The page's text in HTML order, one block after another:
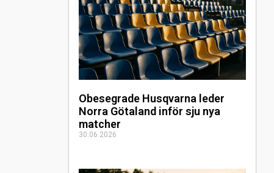
Obesegrade Husqvarna leder
Norra Götaland inför sju nya
matcher
30.06.2026